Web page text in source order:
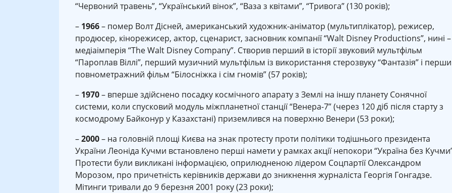
“Червоний травень”, “Український вінок”, “Ваза з квітами”, “Тривога” (130 років);
– 1966– помер Волт Дісней, американський художник-аніматор (мультиплікатор), режисер,
продюсер, кінорежисер, актор, сценарист, засновник компанії “Walt Disney Productions”, нині –
медіаімперія “The Walt Disney Company”. Створив перший в історії звуковий мультфільм
“Пароплав Віллі”, перший музичний мультфільм із використання стерозвуку “Фантазія” і
повнометражний фільм “Білосніжка і сім гномів” (57 років);
– 1970– вперше здійснено посадку космічного апарату з Землі на іншу планету Сонячної
системи, коли спусковий модуль міжпланетної станції “Венера-7” (через 120 діб після старту з
космодрому Байконур у Казахстані) приземлився на поверхню Венери (53 роки);
–2000– на головній площі Києва на знак протесту проти політики тодішнього президента
України Леоніда Кучми встановлено перші намети у рамках акції непокори “Україна без
Протести були викликані інформацією, оприлюдненою лідером Соцпартії Олександром
Морозом, про причетність керівників держави до зникнення журналіста Георгія Гонгадзе.
Мітинги тривали до 9 березня 2001 року (23 роки);